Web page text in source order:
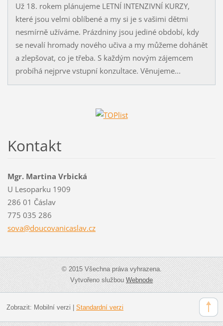
Už 18. rokem plánujeme LETNÍ INTENZIVNÍ KURZY,
které jsou velmi oblíbené a my si je s vašimi dětmi
nesmírně užíváme. Prázdniny jsou jediné období, kdy
se nevalí hromady nového učiva a my můžeme dohánět
a zlepšovat, co je třeba. S každým novým zájemcem
probíhá nejprve vstupní konzultace. Věnujeme...
Kontakt
Mgr. Martina Vrbická
U Lesoparku 1909
286 01 Čáslav
775 035 286
sova@doucovanicaslav.cz
© 2015 Všechna práva vyhrazena.
Vytvořeno službouWebnode
Zobrazit: Mobilní verzi Standardní verzi